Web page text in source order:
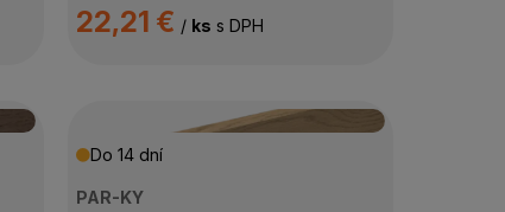
22,21 € / ks s DPH
Do 14 dní
PAR-KY